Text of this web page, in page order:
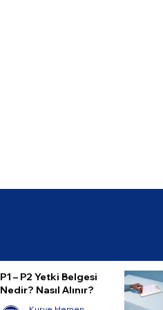
P1 – P2 Yetki Belgesi
Nedir? Nasıl Alınır?